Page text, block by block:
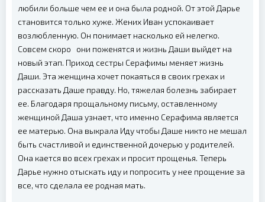
любили больше чем ее и она была родной. От этой Дарье
становится только хуже. Жених Иван успокаивает
возлюбленную. Он понимает насколько ей нелегко.
Совсем скоро они поженятся и жизнь Даши выйдет на
новый этап. Приход сестры Серафимы меняет жизнь
Даши. Эта женщина хочет покаяться в своих грехах и
рассказать Даше правду. Но, тяжелая болезнь забирает
ее. Благодаря прощальному письму, оставленному
женщиной Даша узнает, что именно Серафима является
ее матерью. Она выкрала Иду чтобы Даше никто не мешал
быть счастливой и единственной дочерью у родителей.
Она кается во всех грехах и просит прощенья. Теперь
Дарье нужно отыскать иду и попросить у нее прощение за
все, что сделала ее родная мать.